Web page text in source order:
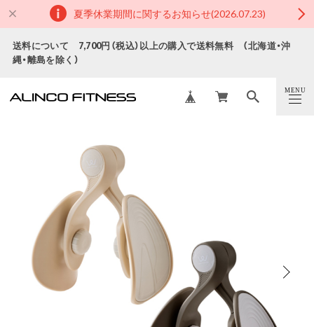
夏季休業期間に関するお知らせ(2026.07.23)
送料について 7,700円（税込）以上の購入で送料無料 （北海道・沖
縄・離島を除く）
MENU
CLOSE